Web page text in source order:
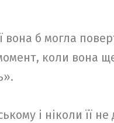
вона б могла
коли вона
і ніколи її не